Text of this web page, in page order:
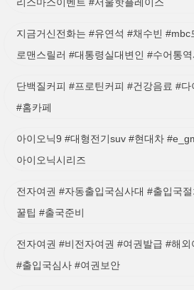
리스마스이벤트 #서울핫플레이스
지금거신전화는 #유연석 #채수빈
로맨스릴러 #대통령실대변인 #수어통
단백질커피 #프로틴커피 #건강음료 #
#홈카페
아이오닉9 #대형전기suv #현대차
아이오닉시리즈
전자여권 #자동출입국심사대 #출입국
꿀팁 #출국준비
전자여권 #비전자여권 #여권발급 #해
#출입국심사 #여권보안